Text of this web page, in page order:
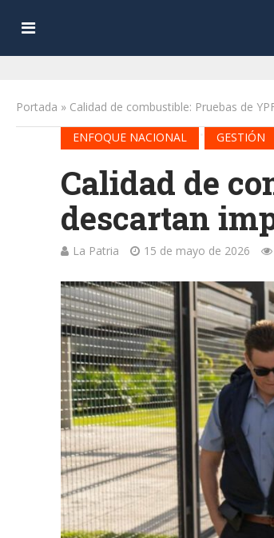
Portada » Calidad de combustible: Pruebas de
ENFOQUE NACIONAL
GESTIÓN
Calidad de
descartan
La Patria 15 de mayo de 2026